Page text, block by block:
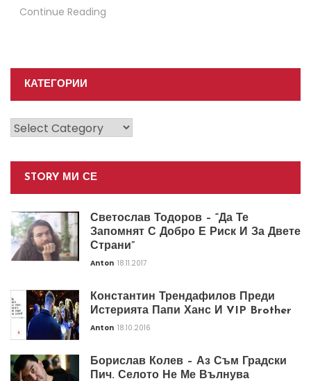
Continue Reading
КАТЕГОРИИ
Категории
STORY МИ СЕ
Светослав Тодоров – “Да Те
Запомнят С Добро Е Риск И За Двете
Страни”
Anton 18.11.2017
Константин Трендафилов Преди
Истерията Папи Ханс И VIP Brother
Anton 18.10.2016
Борислав Колев – Аз Съм Градски
Пич. Селото Не Ме Вълнува